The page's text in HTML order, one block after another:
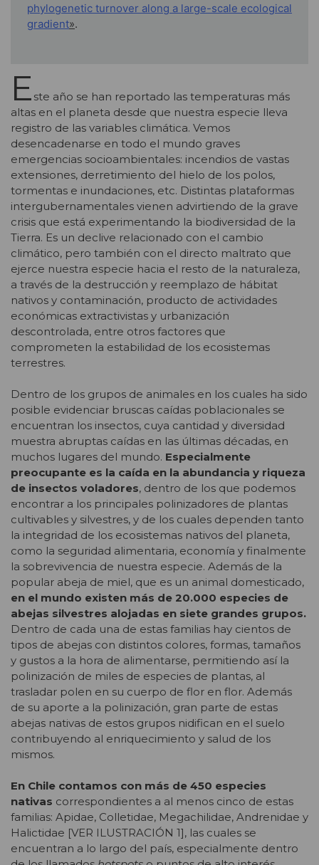
phylogenetic turnover along a large-scale ecological
gradient».
E ste año se han reportado las temperaturas más
altas en el planeta desde que nuestra especie lleva
registro de las variables climática. Vemos
desencadenarse en todo el mundo graves
emergencias socioambientales: incendios de vastas
extensiones, derretimiento del hielo de los polos,
tormentas e inundaciones, etc. Distintas plataformas
intergubernamentales vienen advirtiendo de la grave
crisis que está experimentando la biodiversidad de la
Tierra. Es un declive relacionado con el cambio
climático, pero también con el directo maltrato que
ejerce nuestra especie hacia el resto de la naturaleza,
a través de la destrucción y reemplazo de hábitat
nativos y contaminación, producto de actividades
económicas extractivistas y urbanización
descontrolada, entre otros factores que
comprometen la estabilidad de los ecosistemas
terrestres.
Dentro de los grupos de animales en los cuales ha sido
posible evidenciar bruscas caídas poblacionales se
encuentran los insectos, cuya cantidad y diversidad
muestra abruptas caídas en las últimas décadas, en
muchos lugares del mundo. Especialmente
preocupante es la caída en la abundancia y riqueza
de insectos voladores, dentro de los que podemos
encontrar a los principales polinizadores de plantas
cultivables y silvestres, y de los cuales dependen tanto
la integridad de los ecosistemas nativos del planeta,
como la seguridad alimentaria, economía y finalmente
la sobrevivencia de nuestra especie. Además de la
popular abeja de miel, que es un animal domesticado,
en el mundo existen más de 20.000 especies de
abejas silvestres alojadas en siete grandes grupos.
Dentro de cada una de estas familias hay cientos de
tipos de abejas con distintos colores, formas, tamaños
y gustos a la hora de alimentarse, permitiendo así la
polinización de miles de especies de plantas, al
trasladar polen en su cuerpo de flor en flor. Además
de su aporte a la polinización, gran parte de estas
abejas nativas de estos grupos nidifican en el suelo
contribuyendo al enriquecimiento y salud de los
mismos.
En Chile contamos con más de 450 especies
nativas correspondientes a al menos cinco de estas
familias: Apidae, Colletidae, Megachilidae, Andrenidae y
Halictidae [VER ILUSTRACIÓN 1], las cuales se
encuentran a lo largo del país, especialmente dentro